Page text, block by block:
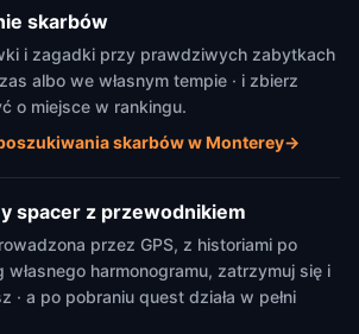
skarbów
i zagadki przy prawdziwych zabytkach
albo we własnym tempie · i zbierz
o miejsce w rankingu.
skarbów w Monterey→
spacer z przewodnikiem
przez GPS, z historiami po
własnego harmonogramu, zatrzymuj się i
· a po pobraniu quest działa w pełni